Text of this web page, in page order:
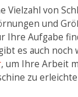
Vielzahl von
und
Ihre Aufgabe
es auch noch
, um Ihre Arbeit
zu